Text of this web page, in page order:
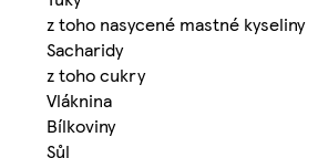
z toho nasycené mastné kyseliny
Sacharidy
z toho cukry
Vláknina
Bílkoviny
Sůl